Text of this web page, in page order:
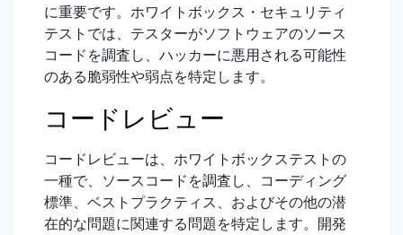
に重要です。ホワイトボックス・セキュリティ
テストでは、テスターがソフトウェアのソース
コードを調査し、ハッカーに悪用される可能性
のある脆弱性や弱点を特定します。
コードレビュー
コードレビューは、ホワイトボックステストの
一種で、ソースコードを調査し、コーディング
標準、ベストプラクティス、およびその他の潜
在的な問題に関連する問題を特定します。開発